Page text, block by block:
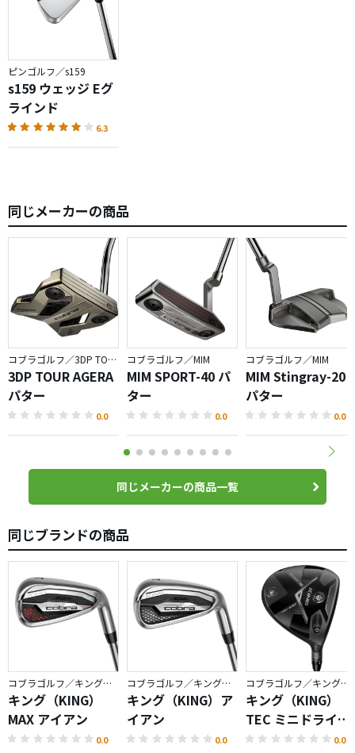
ピンゴルフ／s159
s159 ウェッジ Eグ
ラインド
6.3
同じメーカーの商品
コブラゴルフ／3DP TOUR
3DP TOUR AGERA
パター
0.0
コブラゴルフ／MIM
MIM SPORT-40 パ
ター
0.0
コブラゴルフ／MIM
MIM Stingray-20
パター
0.0
同じメーカーの商品一覧
同じブランドの商品
コブラゴルフ／キングコブラ
キング（KING）
MAX アイアン
0.0
コブラゴルフ／キングコブラ
キング（KING）ア
イアン
0.0
コブラゴルフ／キングコブラ
キング（KING）
TEC ミニドライバ
ー
0.0